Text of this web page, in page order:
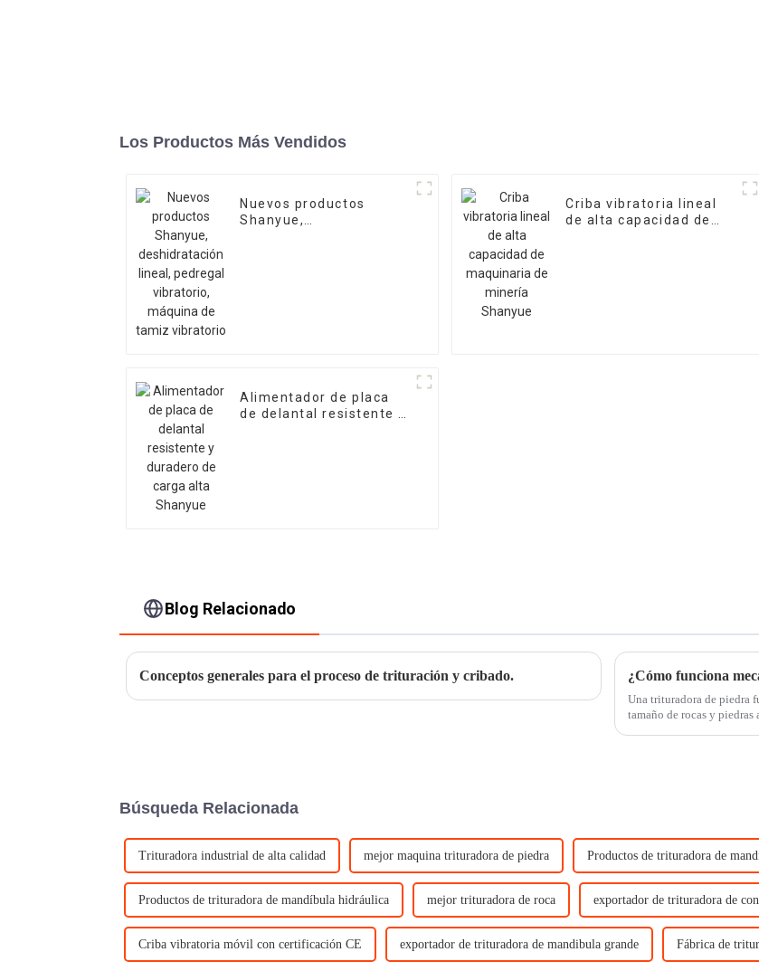
Los Productos Más Vendidos
Nuevos productos
Shanyue,
Criba vibratoria lineal
de alta capacidad de
Alimentador de placa
de delantal resistente y
Blog Relacionado
Conceptos generales para el proceso de trituración y cribado. ¿Cómo funciona
Una trituradora de piedra
tamaño de rocas y piedras a tamaños más
Búsqueda Relacionada
Trituradora industrial de alta calidad mejor maquina trituradora de piedra Productos de trituradora de
Productos de trituradora de mandíbula hidráulica mejor trituradora de roca exportador de trituradora de
Criba vibratoria móvil con certificación CE exportador de trituradora de mandibula grande Fábrica de